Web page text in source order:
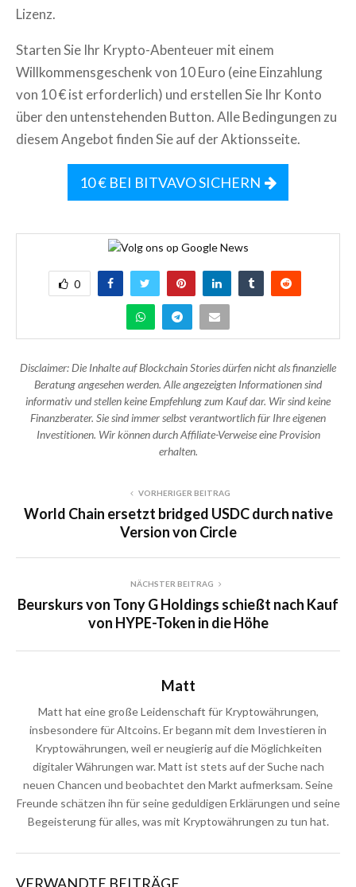
Lizenz.
Starten Sie Ihr Krypto-Abenteuer mit einem
Willkommensgeschenk von 10 Euro (eine Einzahlung
von 10 € ist erforderlich) und erstellen Sie Ihr Konto
über den untenstehenden Button. Alle Bedingungen zu
diesem Angebot finden Sie auf der Aktionsseite.
10 € BEI BITVAVO SICHERN
0
Disclaimer: Die Inhalte auf Blockchain Stories dürfen nicht als finanzielle
Beratung angesehen werden. Alle angezeigten Informationen sind
informativ und stellen keine Empfehlung zum Kauf dar. Wir sind keine
Finanzberater. Sie sind immer selbst verantwortlich für Ihre eigenen
Investitionen. Wir können durch Affiliate-Verweise eine Provision
erhalten.
VORHERIGER BEITRAG
World Chain ersetzt bridged USDC durch native
Version von Circle
NÄCHSTER BEITRAG
Beurskurs von Tony G Holdings schießt nach Kauf
von HYPE-Token in die Höhe
Matt
Matt hat eine große Leidenschaft für Kryptowährungen,
insbesondere für Altcoins. Er begann mit dem Investieren in
Kryptowährungen, weil er neugierig auf die Möglichkeiten
digitaler Währungen war. Matt ist stets auf der Suche nach
neuen Chancen und beobachtet den Markt aufmerksam. Seine
Freunde schätzen ihn für seine geduldigen Erklärungen und seine
Begeisterung für alles, was mit Kryptowährungen zu tun hat.
VERWANDTE BEITRÄGE